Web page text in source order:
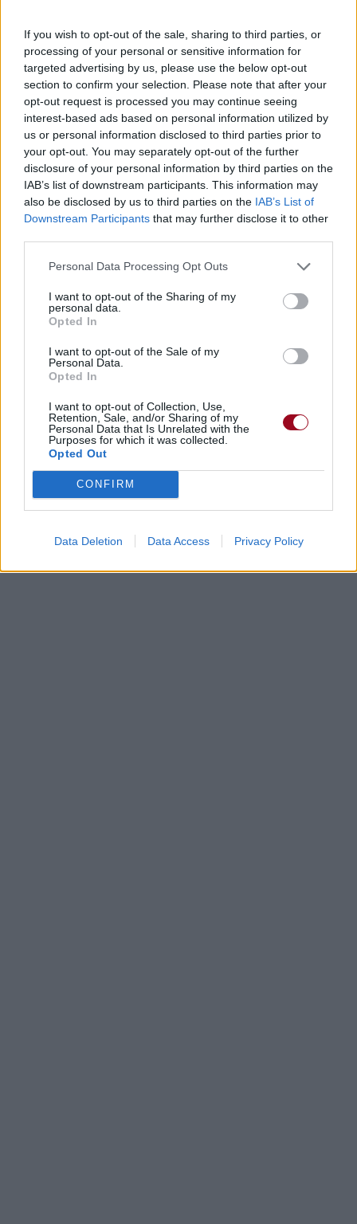
If you wish to opt-out of the sale, sharing to third parties, or
processing of your personal or sensitive information for
targeted advertising by us, please use the below opt-out
section to confirm your selection. Please note that after your
opt-out request is processed you may continue seeing
interest-based ads based on personal information utilized by
us or personal information disclosed to third parties prior to
your opt-out. You may separately opt-out of the further
disclosure of your personal information by third parties on the
IAB’s list of downstream participants. This information may
also be disclosed by us to third parties on the IAB’s List of
Downstream Participants that may further disclose it to other
Personal Data Processing Opt Outs
I want to opt-out of the Sharing of my
personal data.
Opted In
I want to opt-out of the Sale of my
Personal Data.
Opted In
I want to opt-out of Collection, Use,
Retention, Sale, and/or Sharing of my
Personal Data that Is Unrelated with the
Purposes for which it was collected.
Opted Out
CONFIRM
Data Deletion Data Access Privacy Policy
Paroles Téléchargement
Vidéos
Commentaires
Voir la vidéo de «Tous Les Mêmes»
Concert/Live
Paroles Téléchargement
Dire «merci» pour cette traduction Corriger une erreur